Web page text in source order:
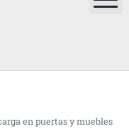
en puertas y muebles